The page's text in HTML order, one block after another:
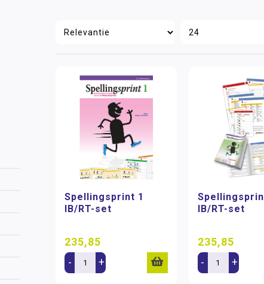
Spellingsprint 1
IB/RT-set
235,85
- +
IB/RT-set
235,85
- +